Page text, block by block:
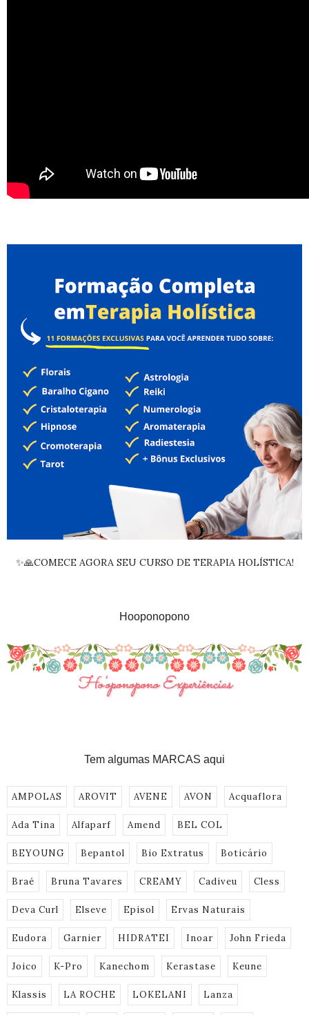
✨🙏COMECE AGORA SEU CURSO DE TERAPIA HOLÍSTICA!
Hooponopono
Tem algumas MARCAS aqui
AMPOLAS AROVIT AVENE AVON Acquaflora
Ada Tina Alfaparf Amend BEL COL
BEYOUNG Bepantol Bio Extratus Boticário
Braé Bruna Tavares CREAMY Cadiveu Cless
Deva Curl Elseve Episol Ervas Naturais
Eudora Garnier HIDRATEI Inoar John Frieda
Joico K-Pro Kanechom Kerastase Keune
Klassis LA ROCHE LOKELANI Lanza